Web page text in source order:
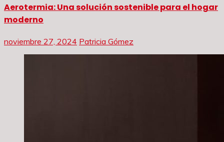
Aerotermia: Una solución sostenible para el hogar
moderno
noviembre 27, 2024 Patricia Gómez